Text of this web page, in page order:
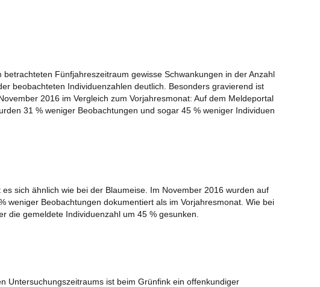
betrachteten Fünfjahreszeitraum gewisse Schwankungen in der Anzahl
beobachteten Individuenzahlen deutlich. Besonders gravierend ist
2016 im Vergleich zum Vorjahresmonat: Auf dem Meldeportal
31 % weniger Beobachtungen und sogar 45 % weniger Individuen
sich ähnlich wie bei der Blaumeise. Im November 2016 wurden auf
weniger Beobachtungen dokumentiert als im Vorjahresmonat. Wie bei
die gemeldete Individuenzahl um 45 % gesunken.
Untersuchungszeitraums ist beim Grünfink ein offenkundiger